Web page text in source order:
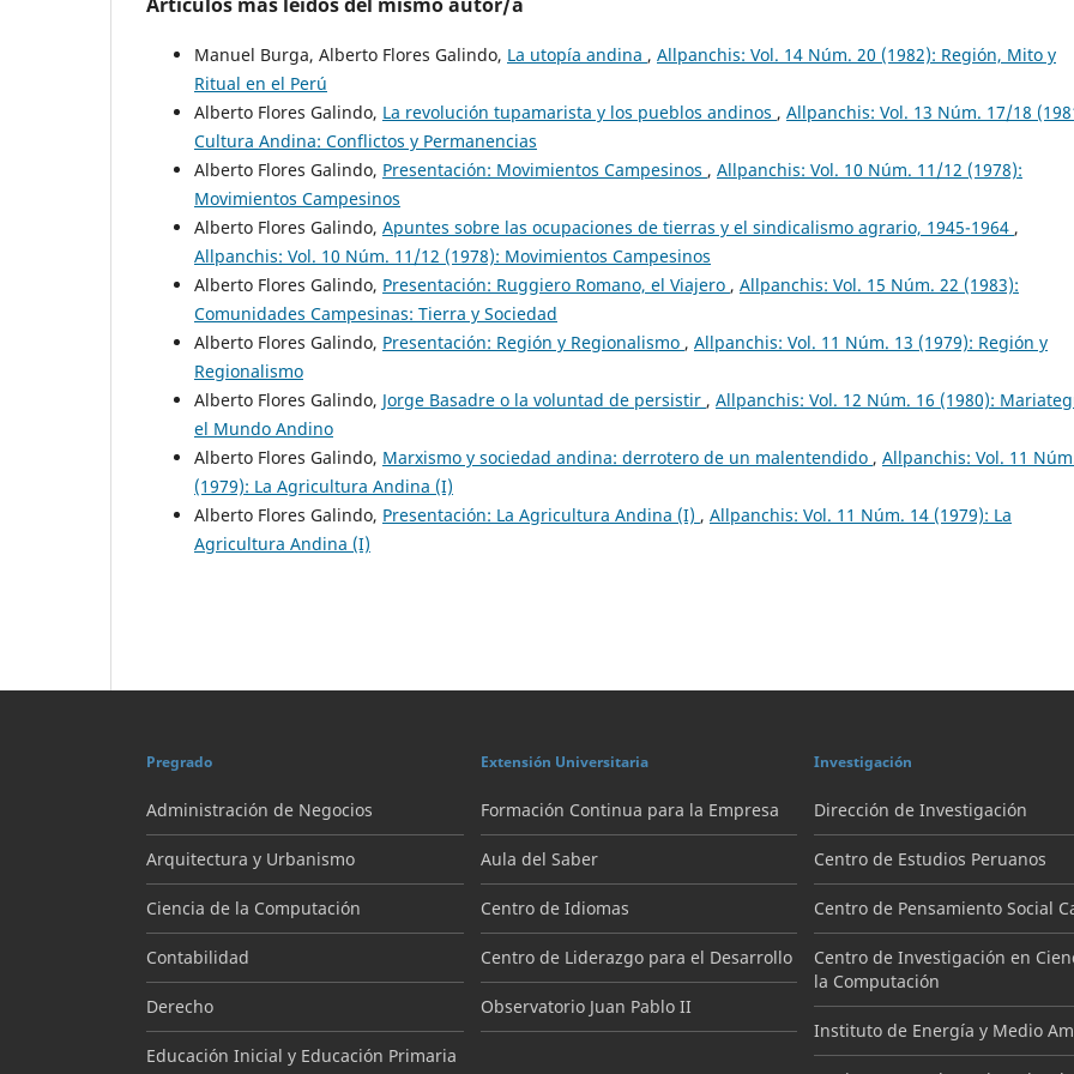
Artículos más leídos del mismo autor/a
Manuel Burga, Alberto Flores Galindo, La utopía andina , Allpanchis: Vol. 14 Núm. 20 (1982): Región, Mito y
Ritual en el Perú
Alberto Flores Galindo, La revolución tupamarista y los pueblos andinos , Allpanchis: Vol. 13 Núm. 17/18
Cultura Andina: Conflictos y Permanencias
Alberto Flores Galindo, Presentación: Movimientos Campesinos , Allpanchis: Vol. 10 Núm. 11/12 (1978):
Movimientos Campesinos
Alberto Flores Galindo, Apuntes sobre las ocupaciones de tierras y el sindicalismo agrario, 1945-1964 ,
Allpanchis: Vol. 10 Núm. 11/12 (1978): Movimientos Campesinos
Alberto Flores Galindo, Presentación: Ruggiero Romano, el Viajero , Allpanchis: Vol. 15 Núm. 22 (1983):
Comunidades Campesinas: Tierra y Sociedad
Alberto Flores Galindo, Presentación: Región y Regionalismo , Allpanchis: Vol. 11 Núm. 13 (1979): Región y
Regionalismo
Alberto Flores Galindo, Jorge Basadre o la voluntad de persistir , Allpanchis: Vol. 12 Núm. 16 (1980):
el Mundo Andino
Alberto Flores Galindo, Marxismo y sociedad andina: derrotero de un malentendido , Allpanchis: Vol. 11
(1979): La Agricultura Andina (I)
Alberto Flores Galindo, Presentación: La Agricultura Andina (I) , Allpanchis: Vol. 11 Núm. 14 (1979): La
Agricultura Andina (I)
Pregrado
Administración de Negocios
Arquitectura y Urbanismo
Ciencia de la Computación
Contabilidad
Derecho
Educación Inicial y Educación Primaria
Extensión Universitaria
Formación Continua para la Empresa
Aula del Saber
Centro de Idiomas
Centro de Liderazgo para el Desarrollo
Observatorio Juan Pablo II
Investigación
Dirección de Investigación
Centro de Estudios Peruanos
Centro de Pensamiento Social
Centro de Investigación en
la Computación
Instituto de Energía y Medio